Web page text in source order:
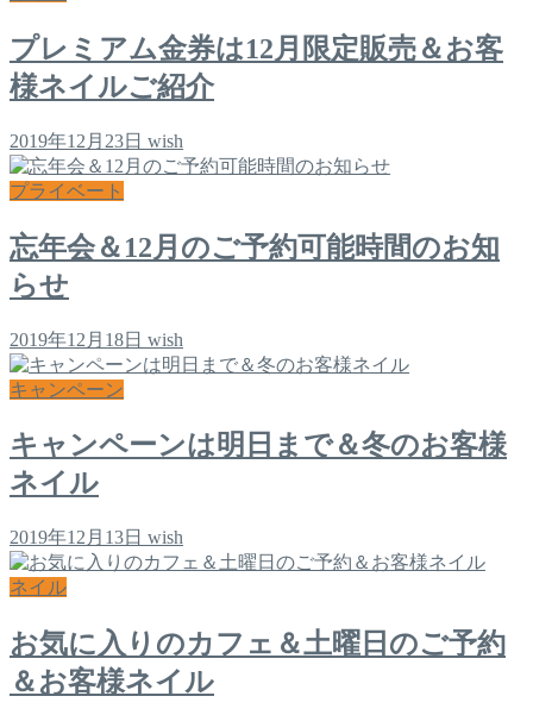
プレミアム金券は12月限定販売＆お客
様ネイルご紹介
2019年12月23日 wish
プライベート
忘年会＆12月のご予約可能時間のお知
らせ
2019年12月18日 wish
キャンペーン
キャンペーンは明日まで＆冬のお客様
ネイル
2019年12月13日 wish
ネイル
お気に入りのカフェ＆土曜日のご予約
＆お客様ネイル